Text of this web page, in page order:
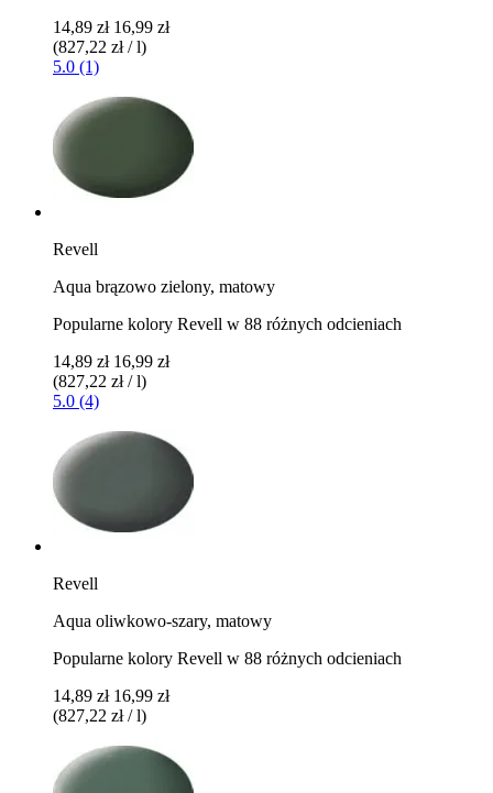
14,89 zł 16,99 zł
(827,22 zł / l)
5.0 (1)
Revell
Aqua brązowo zielony, matowy
Popularne kolory Revell w 88 różnych odcieniach
14,89 zł 16,99 zł
(827,22 zł / l)
5.0 (4)
Revell
Aqua oliwkowo-szary, matowy
Popularne kolory Revell w 88 różnych odcieniach
14,89 zł 16,99 zł
(827,22 zł / l)